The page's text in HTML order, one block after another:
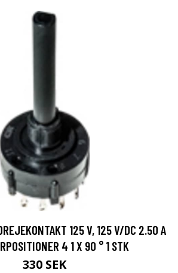
125 V, 125 V/DC 2.50 A
4 1 X 90 ° 1 STK
330 SEK